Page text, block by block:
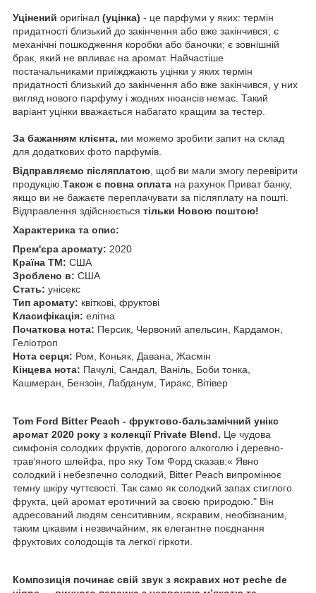
Уцінений оригінал (уцінка) - це парфуми у яких: термін
придатності близький до закінчення або вже закінчився; є
механічні пошкодження коробки або баночки; є зовнішній
брак, який не впливає на аромат. Найчастіше
постачальниками приїжджають уцінки у яких термін
придатності близький до закінчення або вже закінчився, у них
вигляд нового парфуму і жодних нюансів немає. Такий
варіант уцінки вважається набагато кращим за тестер.
За бажанням клієнта, ми можемо зробити запит на склад
для додаткових фото парфумів.
Відправляємо післяплатою , щоб ви мали змогу перевірити
продукцію. Також є повна оплата на рахунок Приват банку,
якщо ви не бажаєте переплачувати за післяплату на пошті.
Відправлення здійснюється тільки Новою поштою!
Характерика та опис:
Прем'єра аромату: 2020
Країна ТМ: США
Зроблено в: США
Стать: унісекс
Тип аромату: квіткові, фруктові
Класифікація: елітна
Початкова нота: Персик, Червоний апельсин, Кардамон,
Геліотроп
Нота серця: Ром, Коньяк, Давана, Жасмін
Кінцева нота: Пачулі, Сандал, Ваніль, Боби тонка,
Кашмеран, Бензоін, Лабданум, Тиракс, Вітівер
Tom Ford Bitter Peach - фруктово-бальзамічний унікс
аромат 2020 року з колекції Private Blend. Це чудова
симфонія солодких фруктів, дорогого алкоголю і деревно-
трав’яного шлейфа, про яку Том Форд сказав:« Явно
солодкий і небезпечно солодкий, Bitter Peach випромінює
темну шкіру чуттєвості. Так само як солодкий запах стиглого
фрукта, цей аромат еротичний за своєю природою." Він
адресований людям сенситивним, яскравим, необізнаним,
таким цікавим і незвичайним, як елегантне поєднання
фруктових солодощів та легкої гіркоти.
Композиція починає свій звук з яскравих нот peche de